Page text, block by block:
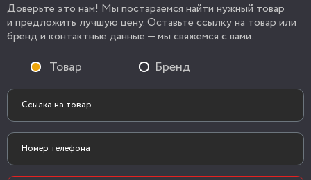
Доверьте это нам! Мы постараемся найти нужный товар
и предложить лучшую цену. Оставьте ссылку на товар или
бренд и контактные данные — мы свяжемся с вами.
Товар Бренд